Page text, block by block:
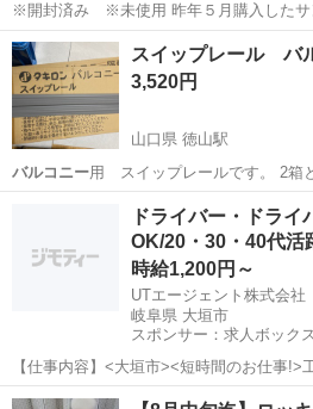
※開封済み ※未使用 昨年５月購入したサンシェ
の状態】傷はありません。 【アピールポ
す。 【希望取引場所】見川パワーマート カスミ 【希望取引日時】
8月 Am08:00 ～...
茨城 水戸市 その他
スイップレール バ
3,520円
山口県 徳山駅
バルコニー用 スイップレールです。 2箱
徳山駅 その他
ドライバー・ドラ
OK/20・30・40代
時給1,200円～
UTエージェント株式会社
岐阜県 大垣市
スポンサー：求人ボックス
【仕事内容】<大垣市><短時間のお仕事!>
事 第一種普通自動車免許があればOK!残
アルバイト・パート